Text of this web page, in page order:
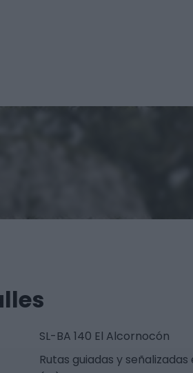
SL-BA 140 El Alcornocón
Rutas guiadas y